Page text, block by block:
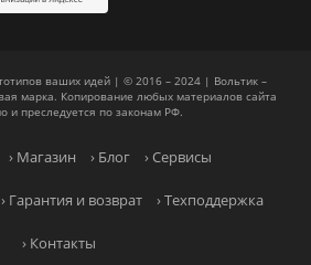
ваших идей | © 2016 – 2024 | Вольтик –
марка. Копирование любых материалов сайта
и преследуется по законам РФ.
› Магазин › Блог › Сервисы
› Гарантия и возврат › Техподдержка
› Контакты